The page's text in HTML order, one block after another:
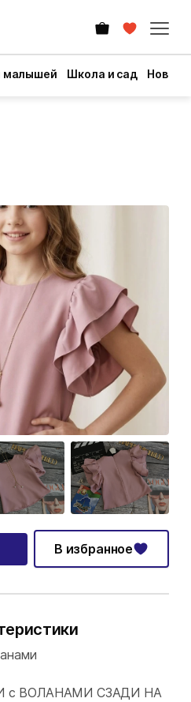
малышей Школа и сад Новый
В избранное
с ВОЛАНАМИ СЗАДИ НА